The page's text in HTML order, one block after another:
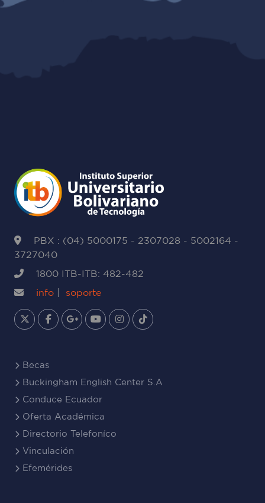
PBX : (04) 5000175 - 2307028 - 5002164 -
3727040
1800 ITB-ITB: 482-482
info
soporte
Becas
Buckingham English Center S.A
Conduce Ecuador
Oferta Académica
Directorio Telefoníco
Vinculación
Efemérides